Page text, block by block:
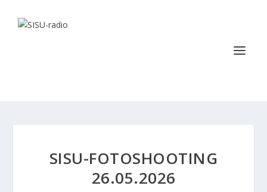
SISU-FOTOSHOOTING
26.05.2026